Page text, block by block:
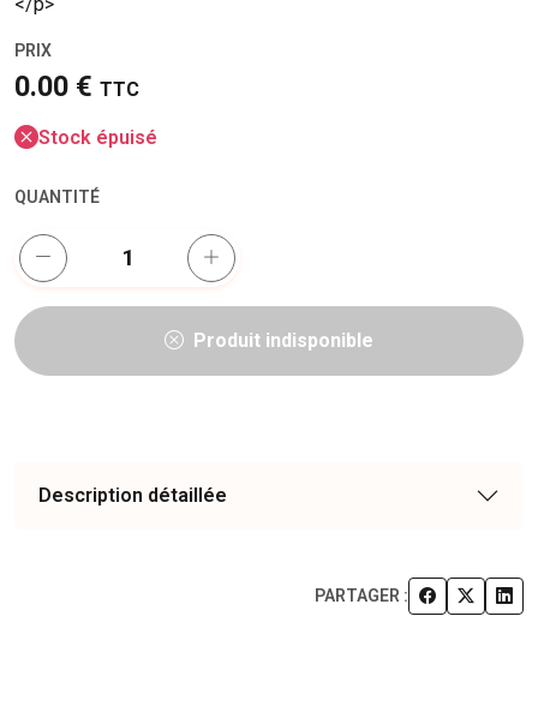
PRIX
0.00 € TTC
Stock épuisé
QUANTITÉ
Produit indisponible
Description détaillée
PARTAGER :